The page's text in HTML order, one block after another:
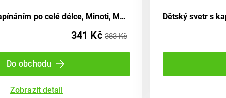
Dívčí svetr se zapínáním po celé délce, Minoti, Magical 7, pro holčičku - velikost 92/98 | 2/3 roky
341 Kč 383 Kč
Do obchodu
Zobrazit detail